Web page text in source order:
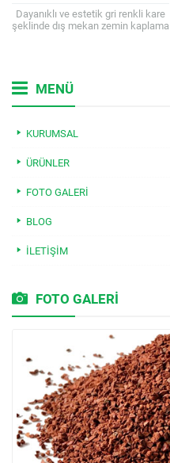
Dayanıklı ve estetik gri renkli kare
şeklinde dış mekan zemin kaplama
MENÜ
KURUMSAL
ÜRÜNLER
FOTO GALERI
BLOG
İLETIŞIM
FOTO GALERİ